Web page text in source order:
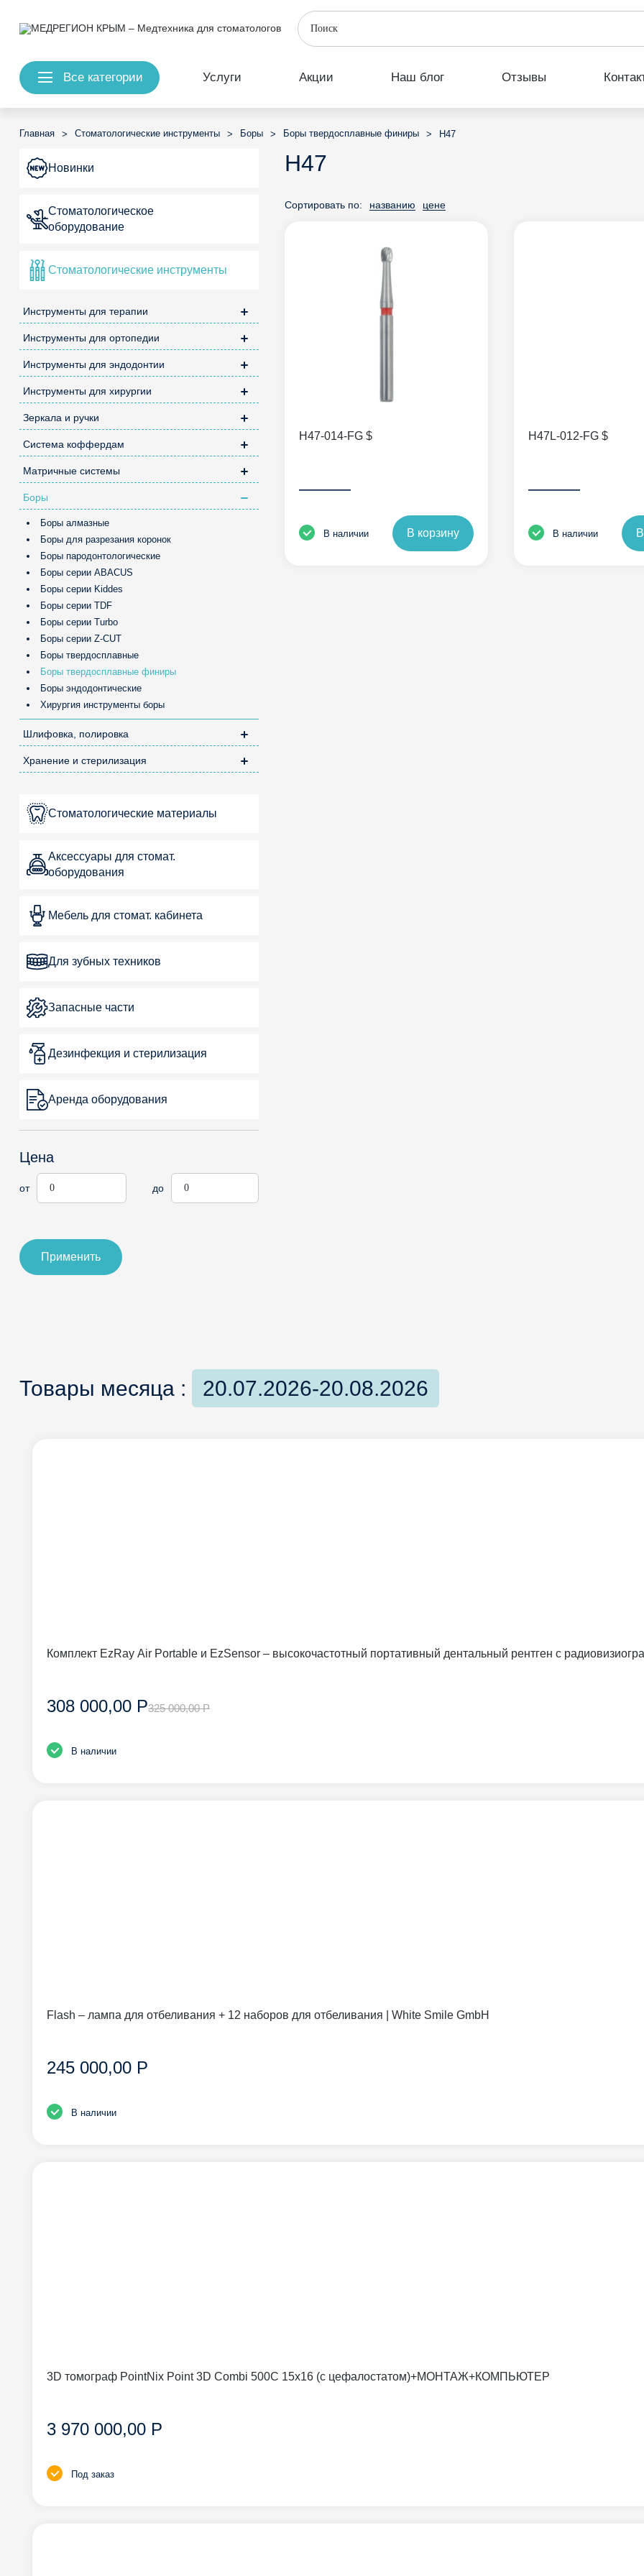
Все категории Услуги Акции Наш блог Отзывы
Главная > Стоматологические инструменты > Боры > Боры твердосплавные финиры > H47
Новинки
Стоматологическое
оборудование
Стоматологические инструменты
Инструменты для терапии
Инструменты для ортопедии
Инструменты для эндодонтии
Инструменты для хирургии
Зеркала и ручки
Система коффердам
Матричные системы
Боры
Боры алмазные
Боры для разрезания коронок
Боры пародонтологические
Боры серии ABACUS
Боры серии Kiddes
Боры серии TDF
Боры серии Turbo
Боры серии Z-CUT
Боры твердосплавные
Боры твердосплавные финиры
Боры эндодонтические
Хирургия инструменты боры
Шлифовка, полировка
Хранение и стерилизация
Стоматологические материалы
Аксессуары для стомат.
оборудования
Мебель для стомат. кабинета
Для зубных техников
Запасные части
Дезинфекция и стерилизация
Аренда оборудования
Цена
от до
Применить
H47
Сортировать по: названию цене
H47-014-FG $
———
В наличии В корзину
H47L-012-FG $
———
В наличии
Товары месяца : 20.07.2026-20.08.2026
Комплект EzRay Air Portable и EzSensor – высокочастотный портативный дентальный рентген с
308 000,00 Р325 000,00 Р
В наличии
Flash – лампа для отбеливания + 12 наборов для отбеливания | White Smile GmbH
245 000,00 Р
В наличии
3D томограф PointNix Point 3D Combi 500C 15х16 (с цефалостатом)+МОНТАЖ+КОМПЬЮТЕР
3 970 000,00 Р
Под заказ